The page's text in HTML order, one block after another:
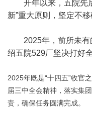
开年以来，五院先
新”重大原则，坚定不
2025年，前所未
绍五院529厂坚决打好
2025年既是“十四五”收官
届三中全会精神，落实集
责，确保任务圆满完成。